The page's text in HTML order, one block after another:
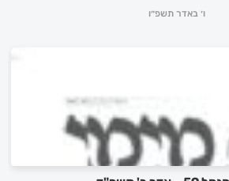
ו׳ באדר תשפ״ו